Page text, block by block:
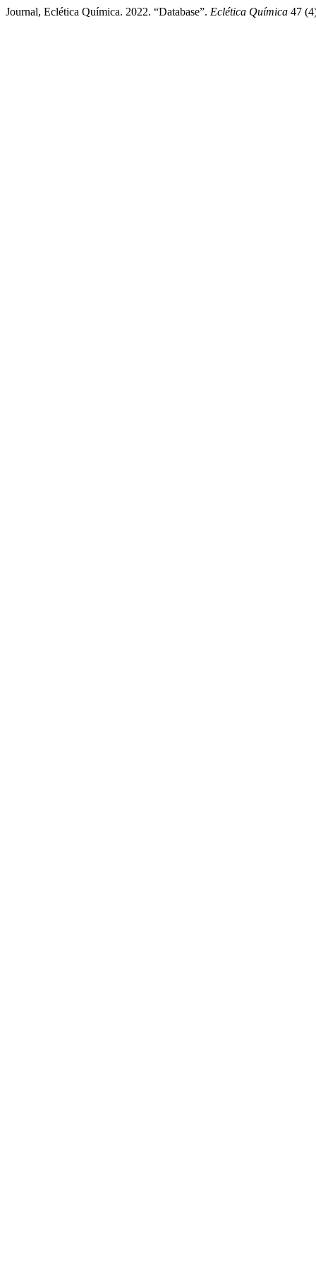
Journal, Eclética Química. 2022. “Database”. Eclética Química 47